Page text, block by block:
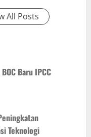
All Posts
Baru IPCC
Teknologi